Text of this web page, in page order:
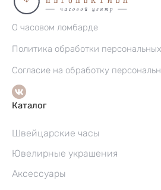
О часовом ломбарде
Политика обработки
Согласие на обработку
Каталог
Швейцарские часы
Ювелирные украшения
Аксессуары